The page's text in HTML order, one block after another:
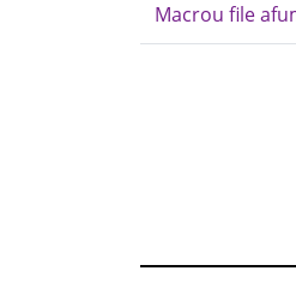
Macrou file